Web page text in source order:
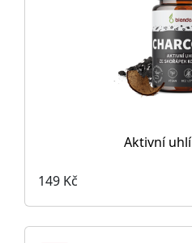
Aktivní
149 Kč